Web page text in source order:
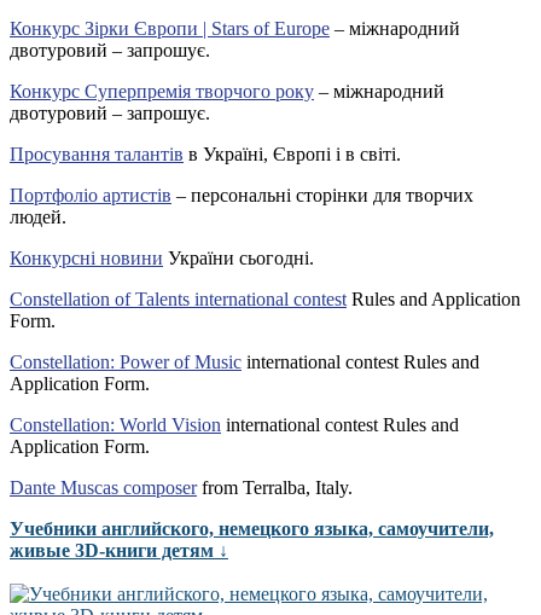
Конкурс Зірки Європи | Stars of Europe – міжнародний
двотуровий – запрошує.
Конкурс Суперпремія творчого року – міжнародний
двотуровий – запрошує.
Просування талантів в Україні, Європі і в світі.
Портфоліо артистів – персональні сторінки для творчих
людей.
Конкурсні новини України сьогодні.
Constellation of Talents international contest Rules and Application
Form.
Constellation: Power of Music international contest Rules and
Application Form.
Constellation: World Vision international contest Rules and
Application Form.
Dante Muscas composerfrom Terralba, Italy.
Учебники английского, немецкого языка, самоучители,
живые 3D-книги детям ↓